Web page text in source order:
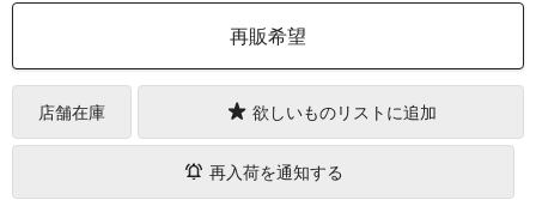
再販希望
店舗在庫 欲しいものリストに追加
再入荷を通知する